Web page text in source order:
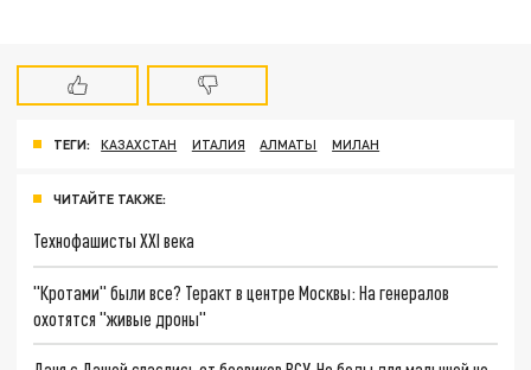
ТЕГИ: КАЗАХСТАН ИТАЛИЯ АЛМАТЫ МИЛАН
ЧИТАЙТЕ ТАКЖЕ:
Технофашисты XXI века
"Кротами" были все? Теракт в центре Москвы: На генералов
охотятся "живые дроны"